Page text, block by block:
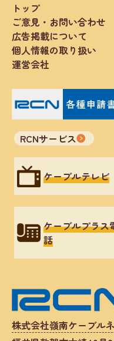
株式会社嶺南ケーブル
トップ
ご意見・お問い合わせ
広告掲載について
個人情報の取り扱い
運営会社
RCNサービス
ケーブルテレビ
ケーブルプラス
話